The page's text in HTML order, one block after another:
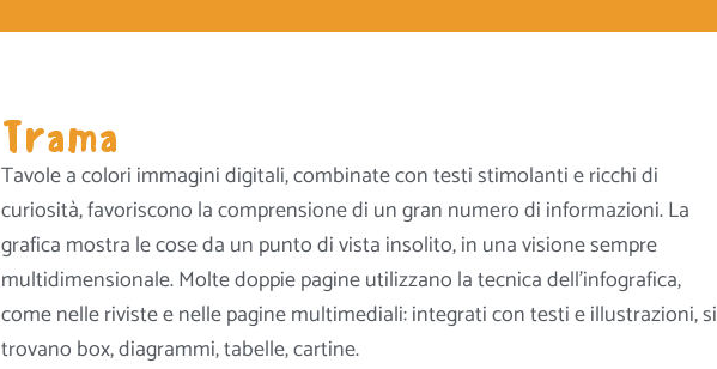
Trama
Tavole a colori immagini digitali, combinate con testi stimolanti e ricchi di
curiosità, favoriscono la comprensione di un gran numero di informazioni. La
grafica mostra le cose da un punto di vista insolito, in una visione sempre
multidimensionale. Molte doppie pagine utilizzano la tecnica dell’infografica,
come nelle riviste e nelle pagine multimediali: integrati con testi e illustrazioni, si
trovano box, diagrammi, tabelle, cartine.